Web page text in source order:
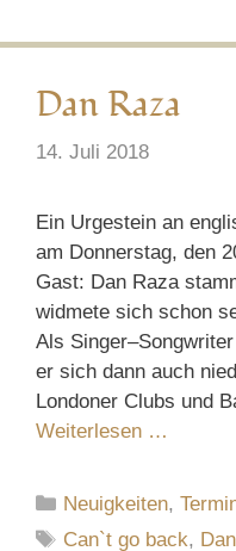
Dan Raza
14. Juli 2018
Ein Urgestein an
am Donnerstag, den
Gast: Dan Raza
widmete sich schon
Als
er sich dann auch
Londoner Clubs und
Weiterlesen …
Kategorien
Neuigkeiten,
Schlagwörter
Can`t go back,